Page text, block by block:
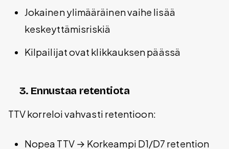
Jokainen ylimääräinen vaihe lisää
keskeyttämisriskiä
Kilpailijat ovat klikkauksen päässä
3. Ennustaa retentiota
TTV korreloi vahvasti retentioon:
Nopea TTV → Korkeampi D1/D7 retention